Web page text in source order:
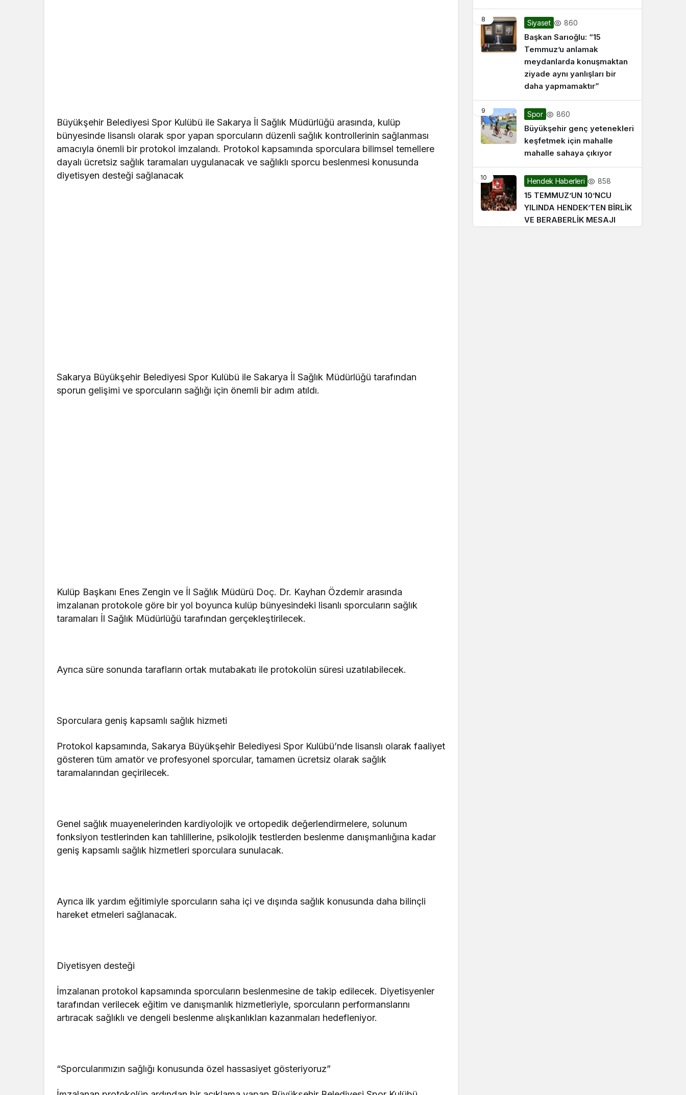
Büyükşehir Belediyesi Spor Kulübü ile Sakarya İl Sağlık Müdürlüğü arasında, kulüp
bünyesinde lisanslı olarak spor yapan sporcuların düzenli sağlık kontrollerinin sağlanması
amacıyla önemli bir protokol imzalandı. Protokol kapsamında sporculara bilimsel temellere
dayalı ücretsiz sağlık taramaları uygulanacak ve sağlıklı sporcu beslenmesi konusunda
diyetisyen desteği sağlanacak
Sakarya Büyükşehir Belediyesi Spor Kulübü ile Sakarya İl Sağlık Müdürlüğü tarafından
sporun gelişimi ve sporcuların sağlığı için önemli bir adım atıldı.
Kulüp Başkanı Enes Zengin ve İl Sağlık Müdürü Doç. Dr. Kayhan Özdemir arasında
imzalanan protokole göre bir yol boyunca kulüp bünyesindeki lisanlı sporcuların sağlık
taramaları İl Sağlık Müdürlüğü tarafından gerçekleştirilecek.
Ayrıca süre sonunda tarafların ortak mutabakatı ile protokolün süresi uzatılabilecek.
Sporculara geniş kapsamlı sağlık hizmeti
Protokol kapsamında, Sakarya Büyükşehir Belediyesi Spor Kulübü’nde lisanslı olarak faaliyet
gösteren tüm amatör ve profesyonel sporcular, tamamen ücretsiz olarak sağlık
taramalarından geçirilecek.
Genel sağlık muayenelerinden kardiyolojik ve ortopedik değerlendirmelere, solunum
fonksiyon testlerinden kan tahlillerine, psikolojik testlerden beslenme danışmanlığına kadar
geniş kapsamlı sağlık hizmetleri sporculara sunulacak.
Ayrıca ilk yardım eğitimiyle sporcuların saha içi ve dışında sağlık konusunda daha bilinçli
hareket etmeleri sağlanacak.
Diyetisyen desteği
İmzalanan protokol kapsamında sporcuların beslenmesine de takip edilecek. Diyetisyenler
tarafından verilecek eğitim ve danışmanlık hizmetleriyle, sporcuların performanslarını
artıracak sağlıklı ve dengeli beslenme alışkanlıkları kazanmaları hedefleniyor.
“Sporcularımızın sağlığı konusunda özel hassasiyet gösteriyoruz”
8 Siyaset 860
Başkan Sarıoğlu: “15
Temmuz’u anlamak
meydanlarda konuşmaktan
ziyade aynı yanlışları bir
daha yapmamaktır”
9 Spor 860
Büyükşehir genç yetenekleri
keşfetmek için mahalle
mahalle sahaya çıkıyor
10 Hendek Haberleri 858
15 TEMMUZ’UN 10’NCU
YILINDA HENDEK’TEN BİRLİK
VE BERABERLİK MESAJI